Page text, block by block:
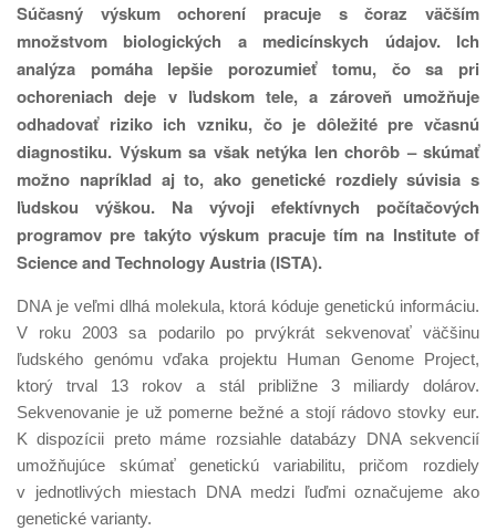
Súčasný výskum ochorení pracuje sčoraz väčším
množstvom biologických a medicínskych údajov. Ich
analýza pomáha lepšie porozumieť tomu, čo sa pri
ochoreniach deje v ľudskom tele, a zároveň umožňuje
odhadovať riziko ich vzniku, čo je dôležité pre včasnú
diagnostiku. Výskum sa však netýka len chorôb – skúmať
možno napríklad aj to, ako genetické rozdiely súvisia s
ľudskou výškou. Na vývoji efektívnych počítačových
programov pre takýto výskum pracuje tím na Institute of
Science and Technology Austria (ISTA).
DNA je veľmi dlhá molekula, ktorá kóduje genetickú informáciu.
V roku 2003 sa podarilo po prvýkrát sekvenovať väčšinu
ľudského genómu vďaka projektu Human Genome Project,
ktorý trval 13 rokov a stál približne 3 miliardy dolárov.
Sekvenovanie je už pomerne bežné a stojí rádovo stovky eur.
K dispozícii preto máme rozsiahle databázy DNA sekvencií
umožňujúce skúmať genetickú variabilitu, pričom rozdiely
v jednotlivých miestach DNA medzi ľuďmi označujeme ako
genetické varianty.